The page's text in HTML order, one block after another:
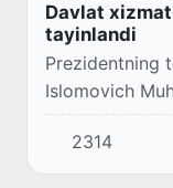
​Davlat
tayinlandi
Prezidentning
Islomovich
huzuridagi
etib tayinlandi.
2314